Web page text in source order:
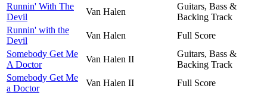
Runnin' With The
Devil
Van Halen
Guitars, Bass &
Backing Track
Runnin' with the
Devil
Van Halen
Full Score
Somebody Get Me
A Doctor
Van Halen II
Guitars, Bass &
Backing Track
Somebody Get Me
a Doctor
Van Halen II
Full Score